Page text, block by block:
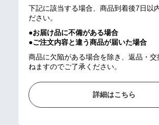
下記に該当する場合、商品到着後7日以
ださい。
●お届け品に不備がある場合
●ご注文内容と違う商品が届いた場合
商品に欠陥がある場合を除き、返品・
ねますのでご了承ください。
詳細はこちら